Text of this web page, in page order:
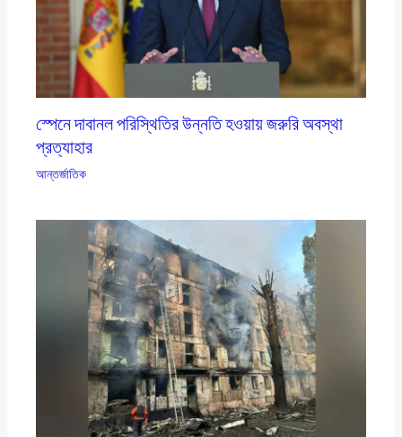
স্পেনে দাবানল পরিস্থিতির উন্নতি হওয়ায় জরুরি অবস্থা
প্রত্যাহার
আন্তর্জাতিক